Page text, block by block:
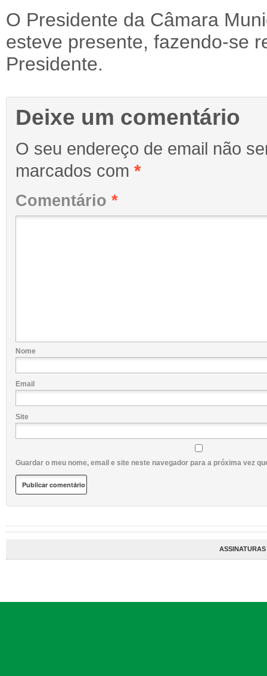
O Presidente da Câmara
esteve presente, fazendo-se
Presidente.
Deixe um comentário
O seu endereço de email não
marcados com *
Comentário *
Nome
Email
Site
Guardar o meu nome, email e site neste navegador para a próxima vez
ASSINATURAS